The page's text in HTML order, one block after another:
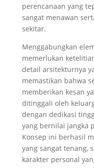
perencanaan yang
sangat menawan
sekitar.
Menggabungkan
memerlukan
detail arsitekturnya
memastikan bahwa
memberikan kesan
ditinggali oleh
dengan dedikasi
yang bernilai jangka
Konsep ini berhasil
yang sangat tenang,
karakter personal